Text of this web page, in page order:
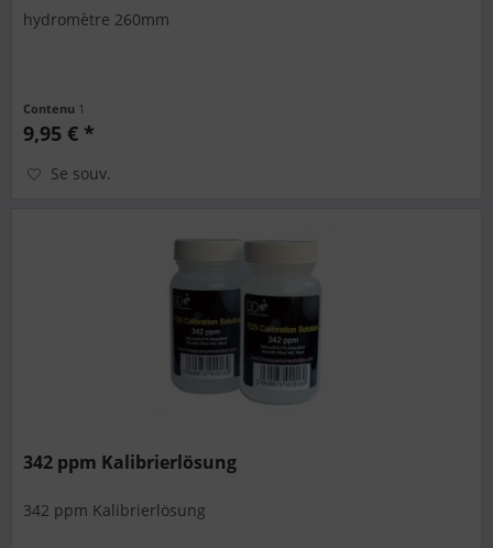
hydromètre 260mm
Contenu 1
9,95 € *
Se souv.
342 ppm Kalibrierlösung
342 ppm Kalibrierlösung